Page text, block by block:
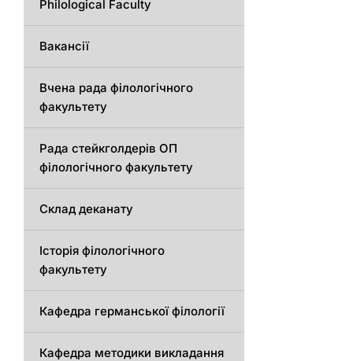
Philological Faculty
Вакансії
Вчена рада філологічного
факультету
Рада стейкголдерів ОП
філологічного факультету
Склад деканату
Історія філологічного
факультету
Кафедрa германської філології
Кафедрa методики викладання